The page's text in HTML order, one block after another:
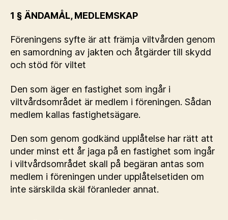
1 § ÄNDAMÅL, MEDLEMSKAP
Föreningens syfte är att främja viltvården genom
en samordning av jakten och åtgärder till skydd
och stöd för viltet
Den som äger en fastighet som ingår i
viltvårdsområdet är medlem i föreningen. Sådan
medlem kallas fastighetsägare.
Den som genom godkänd upplåtelse har rätt att
under minst ett år jaga på en fastighet som ingår
i viltvårdsområdet skall på begäran antas som
medlem i föreningen under upplåtelsetiden om
inte särskilda skäl föranleder annat.